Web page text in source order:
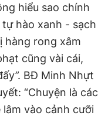
hiểu sao chính
hào xanh - sạch
hàng rong xâm
cũng vài cái,
BĐ Minh Nhựt
“Chuyện là các
vào cảnh cưỡi